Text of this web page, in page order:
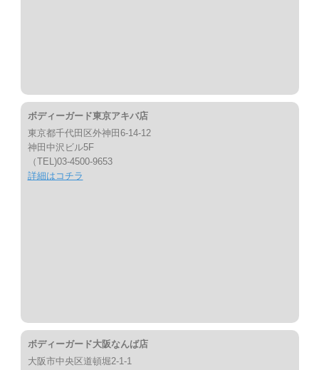
ボディーガード東京アキバ店
東京都千代田区外神田6-14-12
神田中沢ビル5F
（TEL)03-4500-9653
詳細はコチラ
ボディーガード大阪なんば店
大阪市中央区道頓堀2-1-1